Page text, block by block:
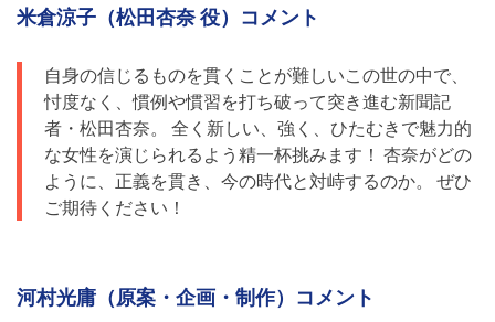
米倉涼子（松田杏奈 役）コメント
自身の信じるものを貫くことが難しいこの世の中で、
忖度なく、慣例や慣習を打ち破って突き進む新聞記
者・松田杏奈。 全く新しい、強く、ひたむきで魅力的
な女性を演じられるよう精一杯挑みます！ 杏奈がどの
ように、正義を貫き、今の時代と対峙するのか。 ぜひ
ご期待ください！
河村光庸（原案・企画・制作）コメント